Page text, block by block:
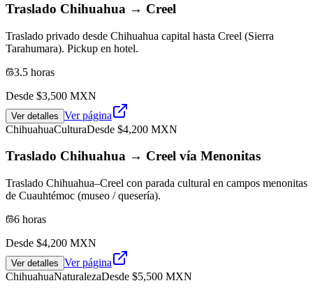
Traslado Chihuahua → Creel
Traslado privado desde Chihuahua capital hasta Creel (Sierra
Tarahumara). Pickup en hotel.
3.5 horas
Desde $3,500 MXN
Ver detalles Ver página
ChihuahuaCulturaDesde $4,200 MXN
Traslado Chihuahua → Creel vía Menonitas
Traslado Chihuahua–Creel con parada cultural en campos menonitas
de Cuauhtémoc (museo / quesería).
6 horas
Desde $4,200 MXN
Ver detalles Ver página
ChihuahuaNaturalezaDesde $5,500 MXN